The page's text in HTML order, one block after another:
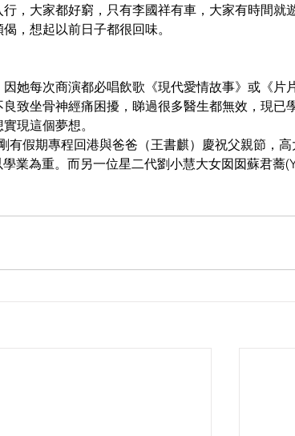
，大家都好窮，只有李國祥有車，大家有時間就
，想起以前日子都很回味。
她每次商演都必唱飲歌《現代愛情故事》或《片
致坐骨神經痛困擾，睇過很多醫生都無效，現已
現這個夢想。
假期專程回港與爸爸（王書麒）慶祝父親節，高
業為重。而另一位星二代劉小慧大女囡囡蘇君蕎